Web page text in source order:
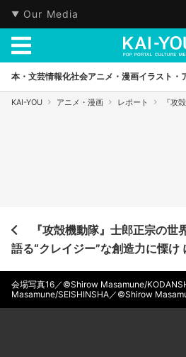
Our Media
本・文芸情報化社会アニメ・漫画イラスト・
KAI-YOU アニメ・漫画 レポート 『攻
『攻殻機動隊』士郎正宗の
語る“クレイジー”な創造力に慄け
会場写真16／©Shirow Masamune/
Masamune/SEISHINSHA／©Shirow